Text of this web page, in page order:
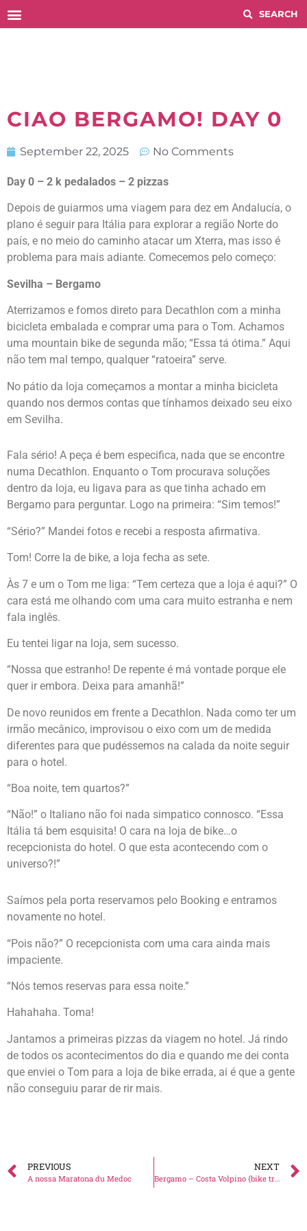
CIAO BERGAMO! DAY 0
September 22, 2025 No Comments
Day 0 – 2 k pedalados – 2 pizzas
Depois de guiarmos uma viagem para dez em Andalucía, o
plano é seguir para Itália para explorar a região Norte do
país, e no meio do caminho atacar um Xterra, mas isso é
problema para mais adiante. Comecemos pelo começo:
Sevilha – Bergamo
Aterrizamos e fomos direto para Decathlon com a minha
bicicleta embalada e comprar uma para o Tom. Achamos
uma mountain bike de segunda mão; “Essa tá ótima.” Aqui
não tem mal tempo, qualquer “ratoeira” serve.
No pátio da loja começamos a montar a minha bicicleta
quando nos dermos contas que tínhamos deixado seu eixo
em Sevilha.
Fala sério! A peça é bem especifica, nada que se encontre
numa Decathlon. Enquanto o Tom procurava soluções
dentro da loja, eu ligava para as que tinha achado em
Bergamo para perguntar. Logo na primeira: “Sim temos!”
“Sério?” Mandei fotos e recebi a resposta afirmativa.
Tom! Corre la de bike, a loja fecha as sete.
Às 7 e um o Tom me liga: “Tem certeza que a loja é aqui?” O
cara está me olhando com uma cara muito estranha e nem
fala inglês.
Eu tentei ligar na loja, sem sucesso.
“Nossa que estranho! De repente é má vontade porque ele
quer ir embora. Deixa para amanhã!”
De novo reunidos em frente a Decathlon. Nada como ter um
irmão mecânico, improvisou o eixo com um de medida
diferentes para que pudéssemos na calada da noite seguir
para o hotel.
“Boa noite, tem quartos?”
“Não!” o Italiano não foi nada simpatico connosco. “Essa
Itália tá bem esquisita! O cara na loja de bike…o
recepcionista do hotel. O que esta acontecendo com o
universo?!”
Saímos pela porta reservamos pelo Booking e entramos
novamente no hotel.
“Pois não?” O recepcionista com uma cara ainda mais
impaciente.
“Nós temos reservas para essa noite.”
Hahahaha. Toma!
Jantamos a primeiras pizzas da viagem no hotel. Já rindo
de todos os acontecimentos do dia e quando me dei conta
que enviei o Tom para a loja de bike errada, ai é que a gente
não conseguiu parar de rir mais.
PREVIOUS
A nossa Maratona du Medoc
NEXT
Bergamo – Costa Volpino {bike trip Lagos d´Itália}